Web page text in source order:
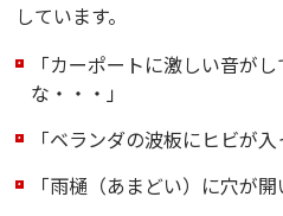
しています。
「カーポートに激しい音が
な・・・」
「ベランダの波板にヒビが
「雨樋（あまどい）に穴が